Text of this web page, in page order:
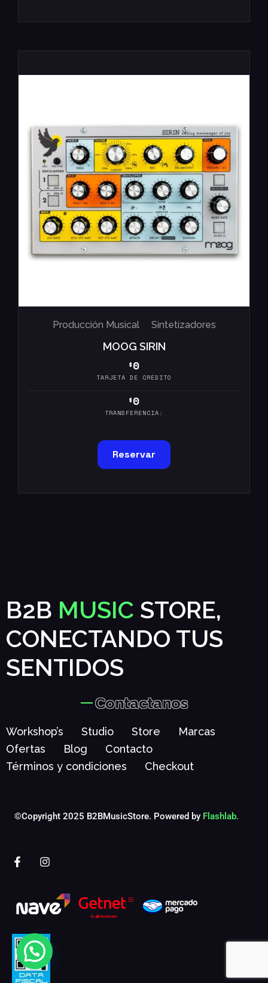
Producción Musical Sintetizadores
MOOG SIRIN
$0
TARJETA DE CRÉDITO
$0
TRANSFERENCIA:
Reservar
B2B MUSIC STORE,
CONECTANDO TUS
SENTIDOS
Contactanos
Workshop’s Studio Store
Marcas
Ofertas
Blog
Contacto
Términos y condiciones
Checkout
©Copyright 2025 B2BMusicStore. Powered by Flashlab.